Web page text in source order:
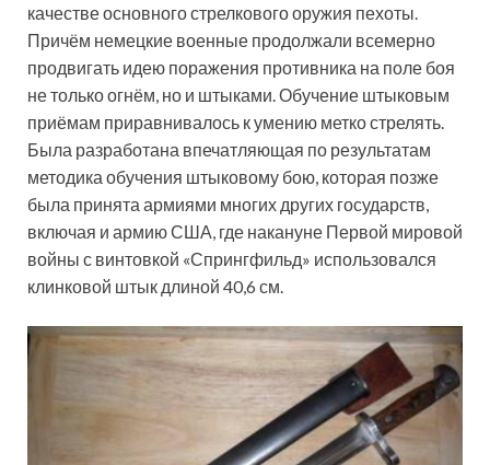
качестве основного стрелкового оружия пехоты.
Причём немецкие военные продолжали всемерно
продвигать идею поражения противника на поле боя
не только огнём, но и штыками. Обучение штыковым
приёмам приравнивалось к умению метко стрелять.
Была разработана впечатляющая по результатам
методика обучения штыковому бою, которая позже
была принята армиями многих других государств,
включая и армию США, где накануне Первой мировой
войны с винтовкой «Спрингфильд» использовался
клинковой штык длиной 40,6 см.